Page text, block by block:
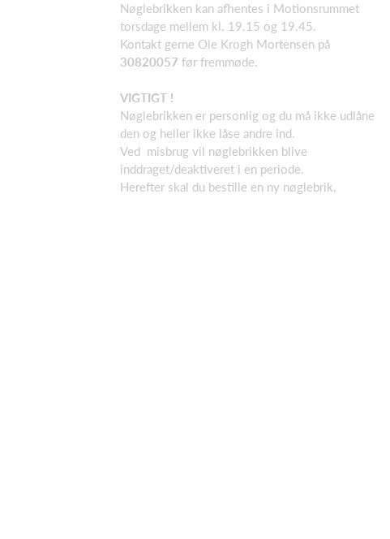
Nøglebrikken kan afhentes i Motionsrummet
torsdage mellem kl. 19.15 og 19.45.
Kontakt gerne Ole Krogh Mortensen på
30820057 før fremmøde.
VIGTIGT !
Nøglebrikken er personlig og du må ikke udlåne
den og heller ikke låse andre ind.
Ved misbrug vil nøglebrikken blive
inddraget/deaktiveret i en periode.
Herefter skal du bestille en ny nøglebrik.